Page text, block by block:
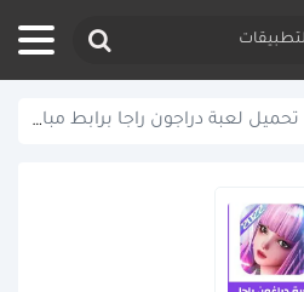
تحميل لعبة دراجون راجا برابط مباشر تنزيل Dragon Raja APK